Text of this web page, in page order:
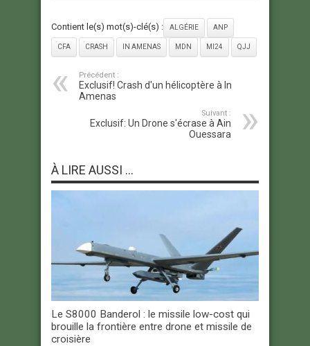
Contient le(s) mot(s)-clé(s) : ALGÉRIE ANP
CFA CRASH IN AMENAS MDN MI24 QJJ
Précédent :
Exclusif! Crash d'un hélicoptère à In
Amenas
Suivant :
Exclusif: Un Drone s'écrase à Ain
Ouessara
À LIRE AUSSI ...
Le S8000 Banderol : le missile low-cost qui
brouille la frontière entre drone et missile de
croisière